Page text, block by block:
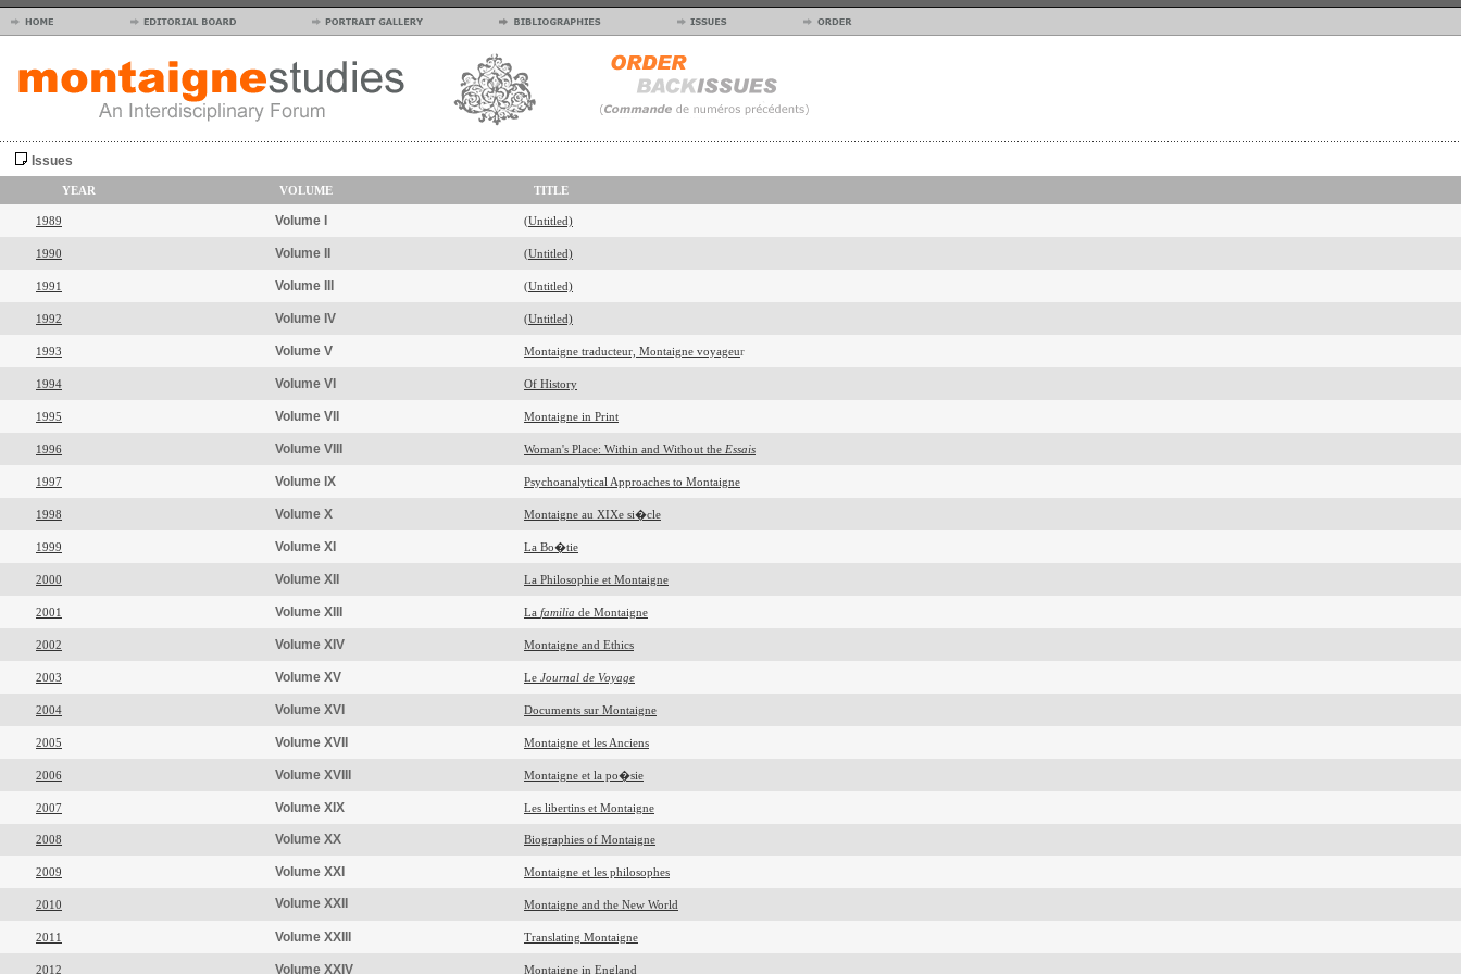
Issues
YEAR VOLUME TITLE
1989 Volume I (Untitled)
1990 Volume II (Untitled)
1991 Volume III (Untitled)
1992 Volume IV (Untitled)
1993 Volume V Montaigne traducteur, Montaigne voyageur
1994 Volume VI Of History
1995 Volume VII Montaigne in Print
1996 Volume VIII Woman's Place: Within and Without the Essais
1997 Volume IX Psychoanalytical Approaches to Montaigne
1998 Volume X Montaigne au XIXe si�cle
1999 Volume XI La Bo�tie
2000 Volume XII La Philosophie et Montaigne
2001 Volume XIII La familia de Montaigne
2002 Volume XIV Montaigne and Ethics
2003 Volume XV Le Journal de Voyage
2004 Volume XVI Documents sur Montaigne
2005 Volume XVII Montaigne et les Anciens
2006 Volume XVIII Montaigne et la po�sie
2007 Volume XIX Les libertins et Montaigne
2008 Volume XX Biographies of Montaigne
2009 Volume XXI Montaigne et les philosophes
2010 Volume XXII Montaigne and the New World
2011 Volume XXIII Translating Montaigne
2012 Volume XXIV Montaigne in England